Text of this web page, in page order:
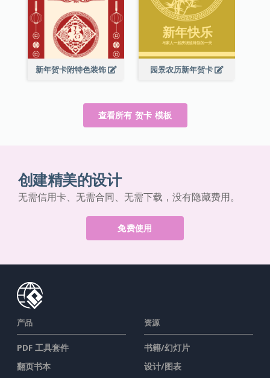
新年贺卡附特色装饰 园景农历新年贺卡
查看所有 贺卡 模板
创建精美的设计
无需信用卡、无需合同、无需下载，没有隐藏费用。
免费使用
产品
PDF 工具套件
翻页书本
资源
书籍/幻灯片
设计/图表